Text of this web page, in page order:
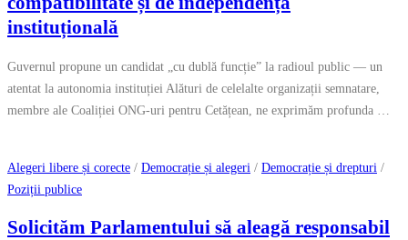
instituțională
Guvernul propune un candidat „cu dublă funcție” la radioul public — un
atentat la autonomia instituției Alături de celelalte organizații semnatare,
membre ale Coaliției ONG-uri pentru Cetățean, ne exprimăm profunda …
Alegeri libere și corecte / Democrație și alegeri / Democrație și drepturi /
Poziții publice
Solicităm Parlamentului să aleagă responsabil